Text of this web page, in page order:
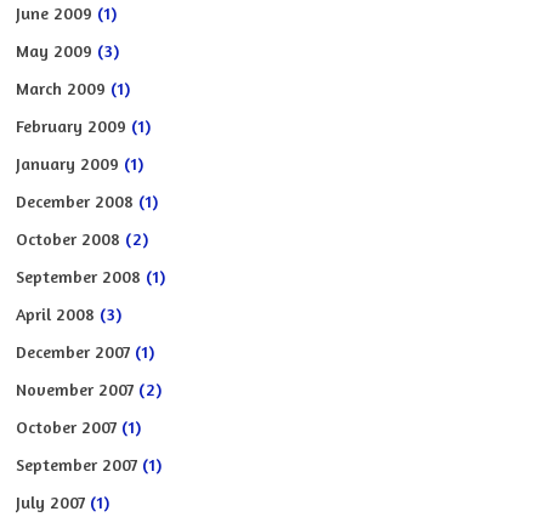
June 2009 (1)
May 2009 (3)
March 2009 (1)
February 2009 (1)
January 2009 (1)
December 2008 (1)
October 2008 (2)
September 2008 (1)
April 2008 (3)
December 2007 (1)
November 2007 (2)
October 2007 (1)
September 2007 (1)
July 2007 (1)